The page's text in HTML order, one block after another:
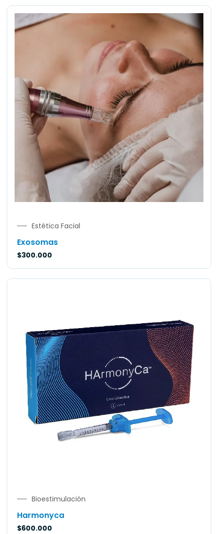
Estética Facial
Exosomas
$300.000
Bioestimulación
Harmonyca
$600.000